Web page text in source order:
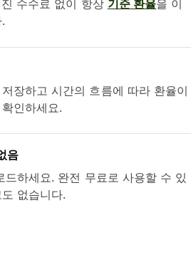
수수료 없이 항상 기준 환율을 이
장하고 시간의 흐름에 따라 환율이
인하세요.
음
드하세요. 완전 무료로 사용할 수 있
없습니다.